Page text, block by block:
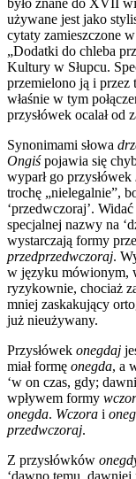
było znane do XVII
używane jest jako
cytaty zamieszczone
„Dodatki do chleba
Kultury w Słupcu.
przemielono ją i
właśnie w tym
przysłówek ocalał od
Synonimami słowa
Ongiśpojawia się
wyparł go przysłówek
trochę „nielegalnie”,
‘przedwczoraj’.
specjalnej nazwy na
wystarczają formy
przedprzedwczoraj.
w języku mówionym,
ryzykownie, chociaż
mniej zaskakujący
już nieużywany.
Przysłówek onegdaj
miał formę onegda, a
‘w on czas, gdy;
wpływem formy
onegda. Wczora i
przedwczoraj.
Z przysłówków
‘dawno temu,